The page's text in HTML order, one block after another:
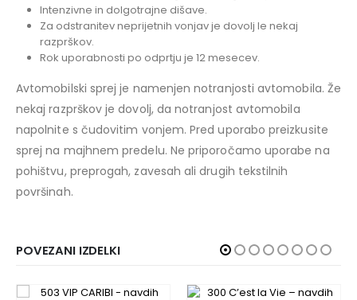
Intenzivne in dolgotrajne dišave.
Za odstranitev neprijetnih vonjav je dovolj le nekaj
razprškov.
Rok uporabnosti po odprtju je 12 mesecev.
Avtomobilski sprej je namenjen notranjosti avtomobila. Že
nekaj razprškov je dovolj, da notranjost avtomobila
napolnite s čudovitim vonjem. Pred uporabo preizkusite
sprej na majhnem predelu. Ne priporočamo uporabe na
pohištvu, preprogah, zavesah ali drugih tekstilnih
površinah.
POVEZANI IZDELKI